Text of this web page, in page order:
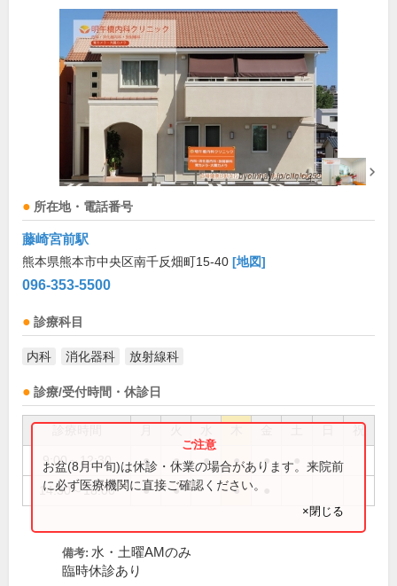
所在地・電話番号
藤崎宮前駅
熊本県熊本市中央区南千反畑町15-40 [地図]
096-353-5500
診療科目
内科 消化器科 放射線科
診療/受付時間・休診日
祝
9:00～12:30 ● ● ● ● ●
14:30～18:00 ● ● ●
お盆(8月中旬)は休診・休業の場合があります。来院前
に必ず医療機関に直接ご確認ください。
×閉じる
備考: 水・土曜AMのみ
臨時休診あり